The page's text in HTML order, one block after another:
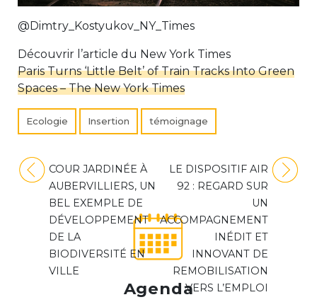
@Dimtry_Kostyukov_NY_Times
Découvrir l’article du New York Times
Paris Turns ‘Little Belt’ of Train Tracks Into Green
Spaces – The New York Times
Ecologie Insertion témoignage
Navigation
de
l’article
COUR JARDINÉE À
AUBERVILLIERS, UN
BEL EXEMPLE DE
DÉVELOPPEMENT
DE LA
BIODIVERSITÉ EN
VILLE
LE DISPOSITIF AIR
92 : REGARD SUR
UN
ACCOMPAGNEMENT
INÉDIT ET
INNOVANT DE
REMOBILISATION
VERS L’EMPLOI
Agenda